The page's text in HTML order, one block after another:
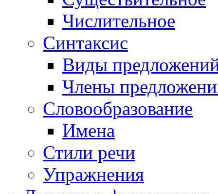
Числительное
Синтаксис
Виды
Члены
Словообразование
Имена
Стили речи
Упражнения